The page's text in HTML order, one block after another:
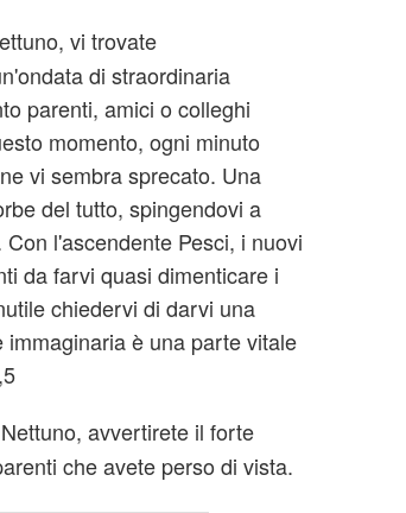
vi trovate
di straordinaria
parenti, amici o colleghi
momento, ogni minuto
vi sembra sprecato. Una
del tutto, spingendovi a
l'ascendente Pesci, i nuovi
da farvi quasi dimenticare i
chiedervi di darvi una
è una parte vitale
avvertirete il forte
che avete perso di vista.